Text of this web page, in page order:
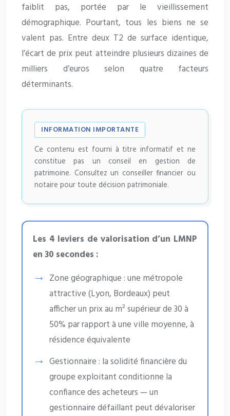
faiblit pas, portée par le vieillissement
démographique. Pourtant, tous les biens ne se
valent pas. Entre deux T2 de surface identique,
l’écart de prix peut atteindre plusieurs dizaines de
milliers d’euros selon quatre facteurs
déterminants.
INFORMATION IMPORTANTE
Ce contenu est fourni à titre informatif et ne
constitue pas un conseil en gestion de
patrimoine. Consultez un conseiller financier ou
notaire pour toute décision patrimoniale.
Les 4 leviers de valorisation d’un LMNP
en 30 secondes :
Zone géographique : une métropole
attractive (Lyon, Bordeaux) peut
afficher un prix au m² supérieur de 30 à
50% par rapport à une ville moyenne, à
résidence équivalente
Gestionnaire : la solidité financière du
groupe exploitant conditionne la
confiance des acheteurs — un
gestionnaire défaillant peut dévaloriser